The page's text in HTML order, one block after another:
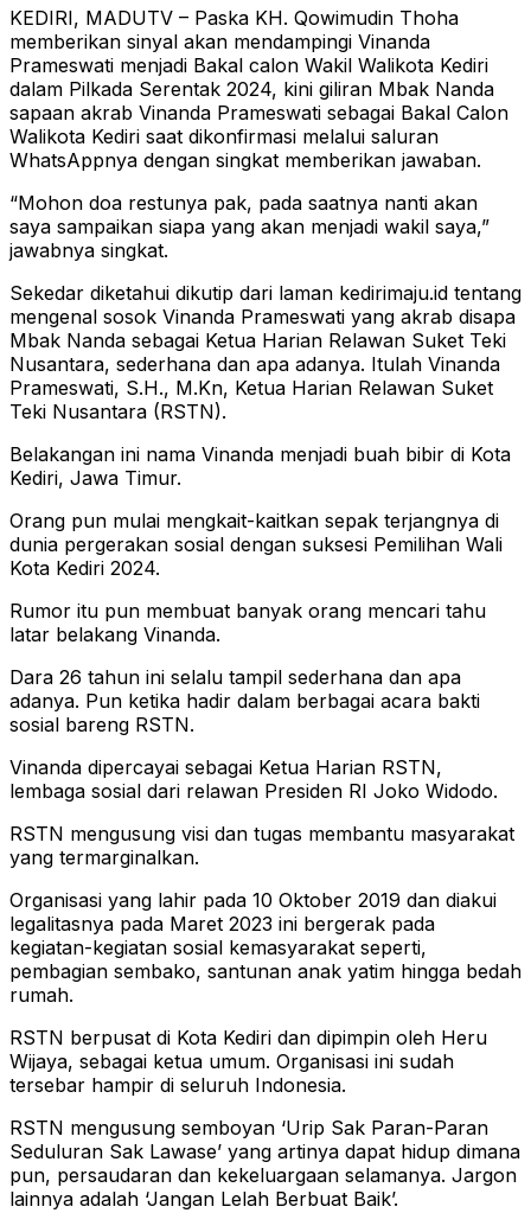
KEDIRI, MADUTV – Paska KH. Qowimudin Thoha
memberikan sinyal akan mendampingi Vinanda
Prameswati menjadi Bakal calon Wakil Walikota Kediri
dalam Pilkada Serentak 2024, kini giliran Mbak Nanda
sapaan akrab Vinanda Prameswati sebagai Bakal Calon
Walikota Kediri saat dikonfirmasi melalui saluran
WhatsAppnya dengan singkat memberikan jawaban.
“Mohon doa restunya pak, pada saatnya nanti akan
saya sampaikan siapa yang akan menjadi wakil saya,”
jawabnya singkat.
Sekedar diketahui dikutip dari laman kedirimaju.id tentang
mengenal sosok Vinanda Prameswati yang akrab disapa
Mbak Nanda sebagai Ketua Harian Relawan Suket Teki
Nusantara, sederhana dan apa adanya. Itulah Vinanda
Prameswati, S.H., M.Kn, Ketua Harian Relawan Suket
Teki Nusantara (RSTN).
Belakangan ini nama Vinanda menjadi buah bibir di Kota
Kediri, Jawa Timur.
Orang pun mulai mengkait-kaitkan sepak terjangnya di
dunia pergerakan sosial dengan suksesi Pemilihan Wali
Kota Kediri 2024.
Rumor itu pun membuat banyak orang mencari tahu
latar belakang Vinanda.
Dara 26 tahun ini selalu tampil sederhana dan apa
adanya. Pun ketika hadir dalam berbagai acara bakti
sosial bareng RSTN.
Vinanda dipercayai sebagai Ketua Harian RSTN,
lembaga sosial dari relawan Presiden RI Joko Widodo.
RSTN mengusung visi dan tugas membantu masyarakat
yang termarginalkan.
Organisasi yang lahir pada 10 Oktober 2019 dan diakui
legalitasnya pada Maret 2023 ini bergerak pada
kegiatan-kegiatan sosial kemasyarakat seperti,
pembagian sembako, santunan anak yatim hingga bedah
rumah.
RSTN berpusat di Kota Kediri dan dipimpin oleh Heru
Wijaya, sebagai ketua umum. Organisasi ini sudah
tersebar hampir di seluruh Indonesia.
RSTN mengusung semboyan ‘Urip Sak Paran-Paran
Seduluran Sak Lawase’ yang artinya dapat hidup dimana
pun, persaudaran dan kekeluargaan selamanya. Jargon
lainnya adalah ‘Jangan Lelah Berbuat Baik’.